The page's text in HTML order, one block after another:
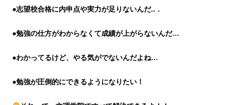
●志望校合格に内申点や実力が足りないんだ..．
●勉強の仕方がわからなくて成績が上がらないんだ…
●わかってるけど、やる気がでないんだよね…
●勉強が圧倒的にできるようになりたい！